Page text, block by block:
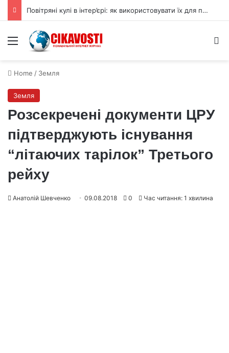
Повітряні кулі в інтер’єрі: як використовувати їх для прикраси
Menu
Home / Земля
Земля
Розсекречені документи ЦРУ
підтверджують існування
“літаючих тарілок” Третього
рейху
Анатолій Шевченко 09.08.2018 0 Час читання: 1 хвилина